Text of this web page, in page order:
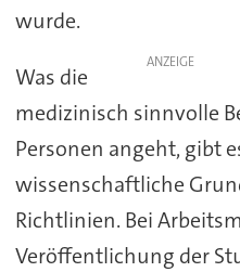
wurde.
ANZEIGE
Was die
medizinisch sinnvolle
Personen angeht, gibt
wissenschaftliche
Richtlinien. Bei
Veröffentlichung der